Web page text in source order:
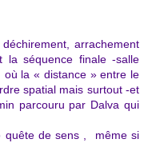
arrachement
séquence finale -salle
la « distance » entre le
spatial mais surtout -et
parcouru par Dalva qui
quête de sens , même si